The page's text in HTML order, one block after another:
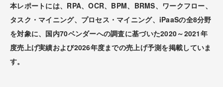
本レポートには、RPA、OCR、BPM、BRMS、ワークフロー、
タスク・マイニング、プロセス・マイニング、iPaaSの全8分野
を対象に、国内70ベンダーへの調査に基づいた2020～2021年
度売上げ実績および2026年度までの売上げ予測を掲載していま
す。